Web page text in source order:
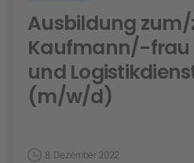
Ausbildung
Kaufmann/-frau
und
(m/w/d)
8. Dezember 2022